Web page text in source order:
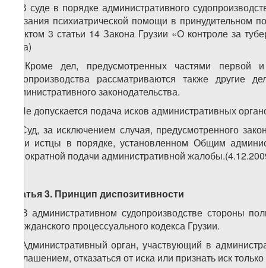
2. В суде в порядке административного
оказания психиатрической помощи в принудительном
пунктом 3 статьи 14 Закона Грузии «О контроле за
года)
3. Кроме дел, предусмотренных частями первой
судопроизводства рассматриваются также
административного законодательства.
4. Не допускается подача исков административных
5. Суд, за исключением случая, предусмотренного
если истцы в порядке, установленном Общим
однократной подачи административной
Статья 3. Принцип диспозитивности
1. В административном судопроизводстве стороны
Гражданского процессуального кодекса Грузии.
2. Административный орган, участвующий в
соглашением, отказаться от иска или признать иск